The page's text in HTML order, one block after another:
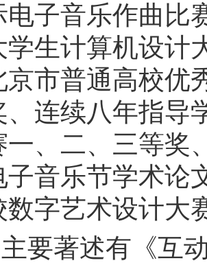
电子音乐作曲比
学生计算机设计
京市普通高校优
、连续八年指导
一、二、三等奖
子音乐节学术论
数字艺术设计大
主要著述有《互